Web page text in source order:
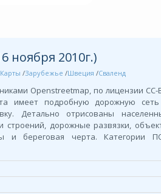
ноября 2010г.)
Карты /Зарубежье /Швеция /Сваленд
Openstreetmap, по лицензии СС-
имеет подробную дорожную
Детально отрисованы
строений, дорожные развязки,
и береговая черта. Категории